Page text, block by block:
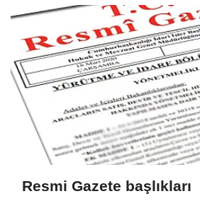
Resmi Gazete başlıkları